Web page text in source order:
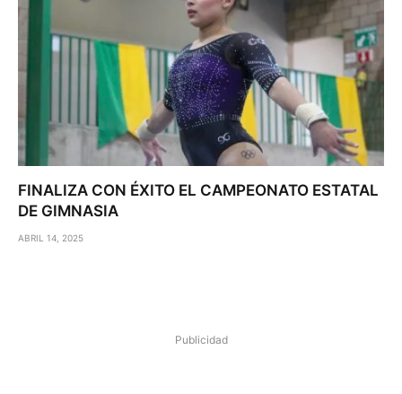
FINALIZA CON ÉXITO EL CAMPEONATO ESTATAL
DE GIMNASIA
ABRIL 14, 2025
Publicidad